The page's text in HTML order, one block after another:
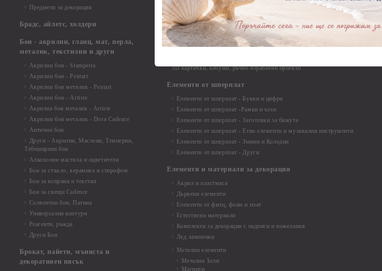
Предмети за декорация
Брадс, айлетс, холдери
Бои - акрилни, гланц, мат, перла,
металик, текстилни и други
Акрилни бои - Stamperia
Акрилни бои - Pentart
Акрилни бои металик - Pentart
Акрилни бои - Artiste
Акрилна боя металик - Artiste
Акрилни бои металик - Dora Cadence
Антични бои
Други - Акрилни, Маслени, Темперни,
Тебеширени бои
Алкохолни мастила и оцветители
Бои за стъкло, керамика и стирофом
Бои за коприна и текстил
Бои за свещи Cadence
Солвентни бои, Патина
Универсални контури
Реагенти, ръжда
Други Бои
Брокат, пайети, мъниста и
декоративен пясък
Елементи от бирен картон - Други
Елементи от бирен картон - За миниатюри, дълбоки рамки, бебешки
съкровища и екслоадиращи кутии
Елементи от бирен картон - Коледа и Зима
Елементи от бирен картон - Тематични комплекти
3D картички, албуми, ръчно израбоени проекти
Елементи от шперплат
Елементи от шперплат - Букви и цифри
Елементи от шперплат -Рамки и ъгли
Елементи от шперплат - Заготовки за бижута
Елементи от шперплат - Етно елементи и музикални инструменти
Елементи от шперплат - Зимни и Коледни
Елементи от шперплат - Други
Елементи и материали за декорация
Акрил и пластмаса
Дървени елементи
Елементи от филц, фоам и плат
Естествени материали
Комплекти за декорации с надписи и пожелания
Лед лампички
Метални елементи
Метални Ъгли
Магнити